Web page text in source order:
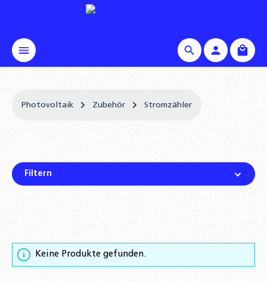
Photovoltaik Zubehör Stromzähler
Filtern
Keine Produkte gefunden.